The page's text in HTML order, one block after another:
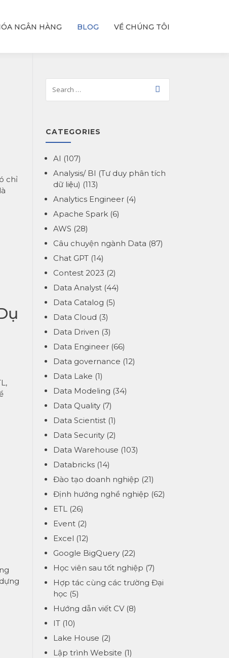
NGÂN HÀNG BLOG VỀ CHÚNG TÔI
chỉ
CATEGORIES
AI (107)
Analysis/ BI (Tư duy phân tích
dữ liệu) (113)
Analytics Engineer (4)
Apache Spark (6)
AWS (28)
Câu chuyện ngành Data (87)
Chat GPT (14)
Contest 2023 (2)
Data Analyst (44)
Data Catalog (5)
Data Cloud (3)
Data Driven (3)
Data Engineer (66)
Data governance (12)
Data Lake (1)
Data Modeling (34)
Data Quality (7)
Data Scientist (1)
Data Security (2)
Data Warehouse (103)
Databricks (14)
Đào tạo doanh nghiệp (21)
Định hướng nghề nghiệp (62)
ETL (26)
Event (2)
Excel (12)
Google BigQuery (22)
Học viên sau tốt nghiệp (7)
Hợp tác cùng các trường Đại
học (5)
Hướng dẫn viết CV(8)
IT (10)
Lake House (2)
Lập trình Website (1)